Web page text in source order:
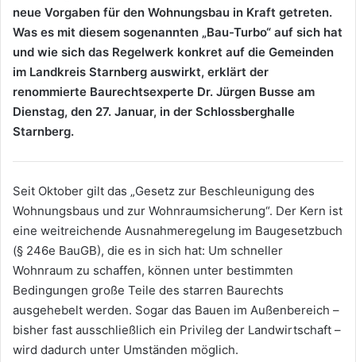
neue Vorgaben für den Wohnungsbau in Kraft getreten.
Was es mit diesem sogenannten „Bau-Turbo“ auf sich hat
und wie sich das Regelwerk konkret auf die Gemeinden
im Landkreis Starnberg auswirkt, erklärt der
renommierte Baurechtsexperte Dr. Jürgen Busse am
Dienstag, den 27. Januar, in der Schlossberghalle
Starnberg.
Seit Oktober gilt das „Gesetz zur Beschleunigung des
Wohnungsbaus und zur Wohnraumsicherung“. Der Kern ist
eine weitreichende Ausnahmeregelung im Baugesetzbuch
(§ 246e BauGB), die es in sich hat: Um schneller
Wohnraum zu schaffen, können unter bestimmten
Bedingungen große Teile des starren Baurechts
ausgehebelt werden. Sogar das Bauen im Außenbereich –
bisher fast ausschließlich ein Privileg der Landwirtschaft –
wird dadurch unter Umständen möglich.